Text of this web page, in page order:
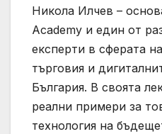
Никола Илчев –
Academy и един от
експерти в сферата
търговия и
България. В своята
реални примери за
технология на